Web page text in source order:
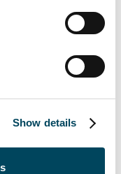
Show details
mg+
gestaltet und
seit